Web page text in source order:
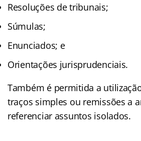
Resoluções de tribunais;
Súmulas;
Enunciados; e
Orientações jurisprudenciais.
Também é permitida a
traços simples ou remissões a
referenciar assuntos isolados.